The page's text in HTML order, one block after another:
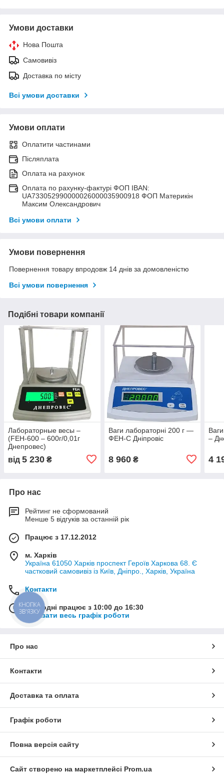
Умови доставки
Нова Пошта
Самовивіз
Доставка по місту
Всі умови доставки
Умови оплати
Оплатити частинами
Післяплата
Оплата на рахунок
Оплата по рахунку-фактурі ФОП IBAN:
UA733052990000026000035900918 ФОП Материкін
Максим Олександрович
Всі умови оплати
Умови повернення
Повернення товару впродовж 14 днів за домовленістю
Всі умови повернення
Подібні товари компанії
Лабораторные весы –
(FEH-600 – 600г/0,01г
Днепровес)
від 5 230 ₴
Ваги лабораторні 200 г —
ФЕН-С Дніпровіс
8 960₴
–
4
Про нас
Рейтинг не сформований
Менше 5 відгуків за останній рік
Працює з 17.12.2012
м. Харків
Україна 61050 Харків проспект Героїв Харкова 68. Є
частковий самовивіз із Київ, Дніпро., Харків, Україна
Контакти
Сьогодні працює з 10:00 до 16:30
Показати весь графік роботи
Про нас
Контакти
Доставка та оплата
Графік роботи
Повна версія сайту
Сайт створено на маркетплейсі Prom.ua
КНОПКА
ЗВ'ЯЗКУ